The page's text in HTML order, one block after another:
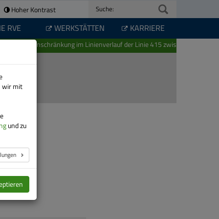
Hoher Kontrast Suche:
RVE WERKSTÄTTEN KARRIERE
Einschränkung im Linienverlauf der Linie 415 zwischen
wir mit
und zu